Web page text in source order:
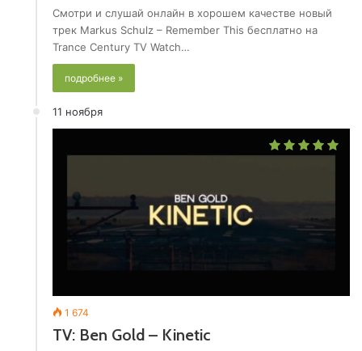
Смотри и слушай онлайн в хорошем качестве новый
трек Markus Schulz – Remember This бесплатно на
Trance Century TV Watch…
подробнее »
11 ноября
1 674
TV: Ben Gold – Kinetic